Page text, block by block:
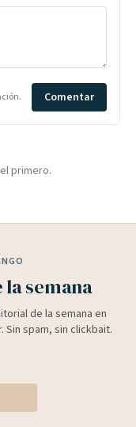
Comentar
primero.
semana
de la semana en
Sin spam, sin clickbait.